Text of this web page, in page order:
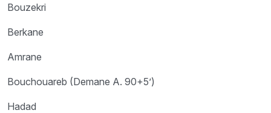
Bouzekri
Berkane
Amrane
Bouchouareb (Demane A. 90+5’)
Hadad